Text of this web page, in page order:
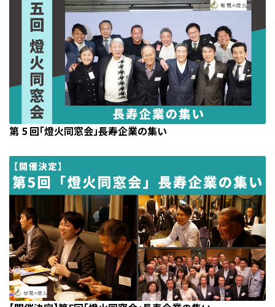
第 5 回「燈火同窓会」長寿企業の集い